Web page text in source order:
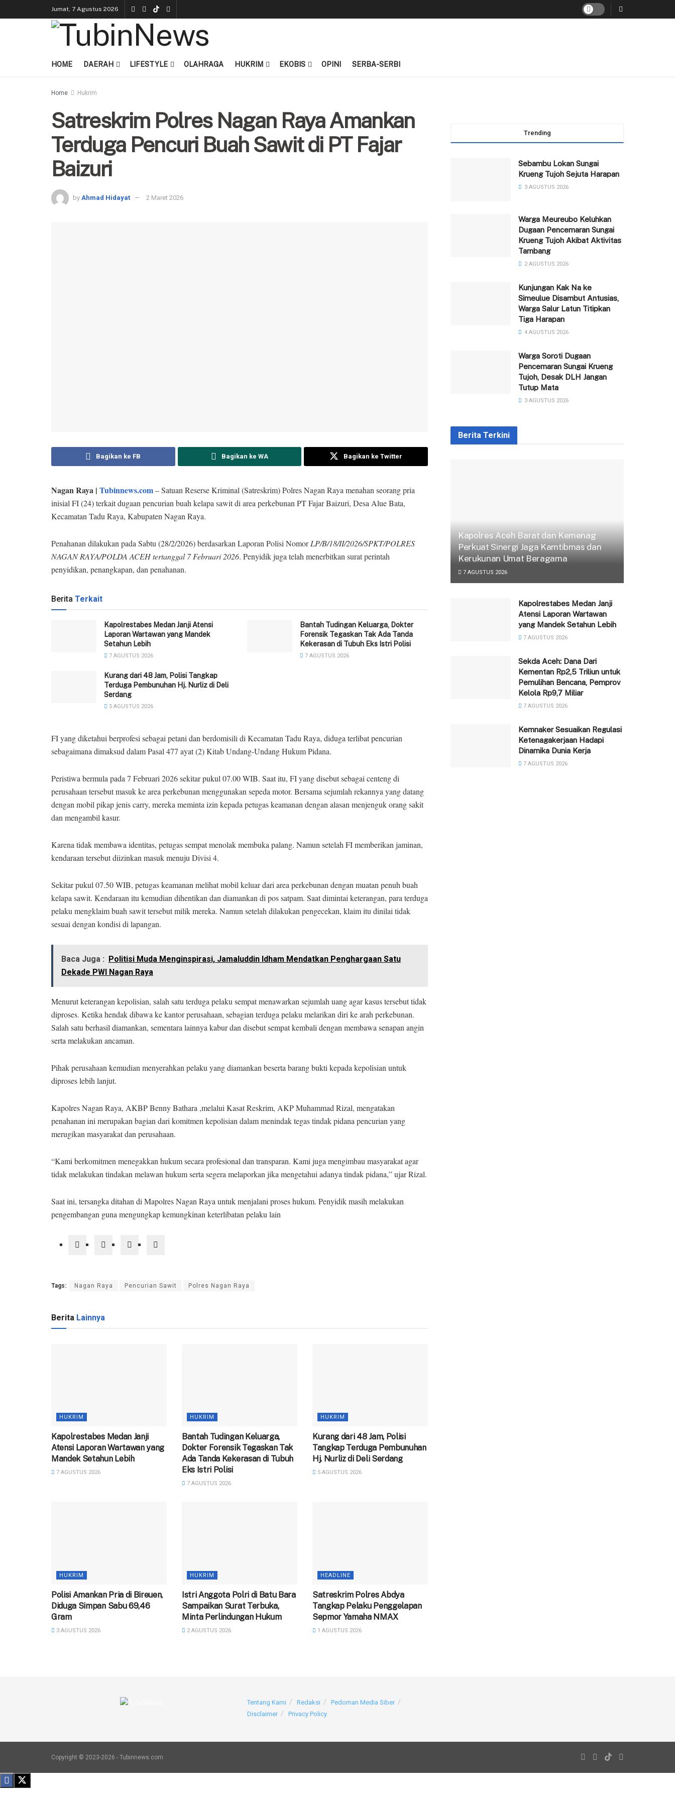
Jumat, 7 Agustus 2026
HOME DAERAH LIFESTYLE OLAHRAGA HUKRIM EKOBIS OPINI SERBA-SERBI
Home Hukrim
Satreskrim Polres Nagan Raya Amankan
Terduga Pencuri Buah Sawit di PT Fajar
Baizuri
by Ahmad Hidayat 2 Maret 2026
Bagikan ke FB Bagikan ke WA Bagikan ke Twitter
Nagan Raya | Tubinnews.com– Satuan Reserse Kriminal (Satreskrim)Polres Nagan Raya menahan seorang pria
inisial FI (24) terkait dugaan pencurian buah kelapa sawit di area perkebunan PT Fajar Baizuri, Desa Alue Bata,
Kecamatan Tadu Raya, Kabupaten Nagan Raya.
Penahanan dilakukan pada Sabtu (28/2/2026) berdasarkan Laporan Polisi NomorLP/B/18/II/2026/SPKT/POLRES
NAGAN RAYA/POLDA ACEH tertanggal 7 Februari 2026. Penyidik juga telah menerbitkan surat perintah
penyidikan, penangkapan, dan penahanan.
Berita Terkait
Kapolrestabes Medan Janji Atensi
Laporan Wartawan yang Mandek
Setahun Lebih
7 AGUSTUS 2026
Bantah Tudingan Keluarga, Dokter
Forensik Tegaskan Tak Ada Tanda
Kekerasan di Tubuh Eks Istri Polisi
7 AGUSTUS 2026
‎Kurang dari 48 Jam, Polisi Tangkap
Terduga Pembunuhan Hj. Nurliz di Deli
Serdang
5 AGUSTUS 2026
FI yang diketahui berprofesi sebagai petani dan berdomisili di Kecamatan Tadu Raya, diduga terlibat pencurian
sebagaimana dimaksud dalam Pasal 477 ayat (2) Kitab Undang-Undang Hukum Pidana.
Peristiwa bermula pada 7 Februari 2026 sekitar pukul 07.00 WIB. Saat itu, FI yang disebut sebagai centeng di
perusahaan tersebut masuk ke area perkebunan menggunakan sepeda motor. Bersama sejumlah rekannya yang datang
dengan mobil pikap jenis carry, mereka meminta izin kepada petugas keamanan dengan alasan menjenguk orang sakit
dan mengambil kasur.
Karena tidak membawa identitas, petugas sempat menolak membuka palang. Namun setelah FI memberikan jaminan,
kendaraan tersebut diizinkan masuk menuju Divisi 4.
Sekitar pukul 07.50 WIB, petugas keamanan melihat mobil keluar dari area perkebunan dengan muatan penuh buah
kelapa sawit. Kendaraan itu kemudian dihentikan dan diamankan di pos satpam. Saat dimintai keterangan, para terduga
pelaku mengklaim buah sawit tersebut milik mereka. Namun setelah dilakukan pengecekan, klaim itu dinilai tidak
sesuai dengan kondisi di lapangan.
Baca Juga : Politisi Muda Menginspirasi, Jamaluddin Idham Mendatkan Penghargaan Satu
Dekade PWI Nagan Raya
Menurut keterangan kepolisian, salah satu terduga pelaku sempat menawarkan sejumlah uang agar kasus tersebut tidak
diproses. Ketika hendak dibawa ke kantor perusahaan, sebagian terduga pelaku melarikan diri ke arah perkebunan.
Salah satu berhasil diamankan, sementara lainnya kabur dan disebut sempat kembali dengan membawa senapan angin
serta melakukan ancaman.
Pihak perusahaan kemudian menyerahkan pelaku yang diamankan beserta barang bukti kepada kepolisian untuk
diproses lebih lanjut.
Kapolres Nagan Raya, AKBP Benny Bathara ,melalui Kasat Reskrim, AKP Muhammad Rizal, mengatakan
penahanan ini merupakan bagian dari komitmen kepolisian dalam menindak tegas tindak pidana pencurian yang
merugikan masyarakat dan perusahaan.
“Kami berkomitmen menegakkan hukum secara profesional dan transparan. Kami juga mengimbau masyarakat agar
tidak melakukan tindakan melawan hukum serta segera melaporkan jika mengetahui adanya tindak pidana,” ujar Rizal.
Saat ini, tersangka ditahan di Mapolres Nagan Raya untuk menjalani proses hukum. Penyidik masih melakukan
pengembangan guna mengungkap kemungkinan keterlibatan pelaku lain
Tags: Nagan Raya Pencurian Sawit Polres Nagan Raya
Berita Lainnya
HUKRIM
Kapolrestabes Medan Janji
Atensi Laporan Wartawan yang
Mandek Setahun Lebih
7 AGUSTUS 2026
HUKRIM
Bantah Tudingan Keluarga,
Dokter Forensik Tegaskan Tak
Ada Tanda Kekerasan di Tubuh
Eks Istri Polisi
7 AGUSTUS 2026
HUKRIM
‎Kurang dari 48 Jam, Polisi
Tangkap Terduga Pembunuhan
Hj. Nurliz di Deli Serdang
5 AGUSTUS 2026
HUKRIM
Polisi Amankan Pria di Bireuen,
Diduga Simpan Sabu 69,46
Gram
3 AGUSTUS 2026
HUKRIM
Istri Anggota Polri di Batu Bara
Sampaikan Surat Terbuka,
Minta Perlindungan Hukum
2 AGUSTUS 2026
HEADLINE
Satreskrim Polres Abdya
Tangkap Pelaku Penggelapan
Sepmor Yamaha NMAX
1 AGUSTUS 2026
Trending
Sebambu Lokan Sungai
Krueng Tujoh Sejuta Harapan
3 AGUSTUS 2026
Warga Meureubo Keluhkan
Dugaan Pencemaran Sungai
Krueng Tujoh Akibat Aktivitas
Tambang
2 AGUSTUS 2026
Kunjungan Kak Na ke
Simeulue Disambut Antusias,
Warga Salur Latun Titipkan
Tiga Harapan
4 AGUSTUS 2026
Warga Soroti Dugaan
Pencemaran Sungai Krueng
Tujoh, Desak DLH Jangan
Tutup Mata
3 AGUSTUS 2026
Berita Terkini
Kapolres Aceh Barat dan Kemenag
Perkuat Sinergi Jaga Kamtibmas dan
Kerukunan Umat Beragama
7 AGUSTUS 2026
Kapolrestabes Medan Janji
Atensi Laporan Wartawan
yang Mandek Setahun Lebih
7 AGUSTUS 2026
Sekda Aceh: Dana Dari
Kementan Rp2,5 Triliun untuk
Pemulihan Bencana, Pemprov
Kelola Rp9,7 Miliar
7 AGUSTUS 2026
Kemnaker Sesuaikan Regulasi
Ketenagakerjaan Hadapi
Dinamika Dunia Kerja
7 AGUSTUS 2026
Tentang Kami Redaksi
Pedoman Media Siber
Disclaimer
Privacy Policy
Copyright © 2023-2026 - Tubinnews.com